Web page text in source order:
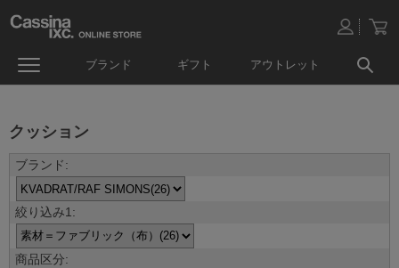
ブランド ギフト アウトレット
クッション